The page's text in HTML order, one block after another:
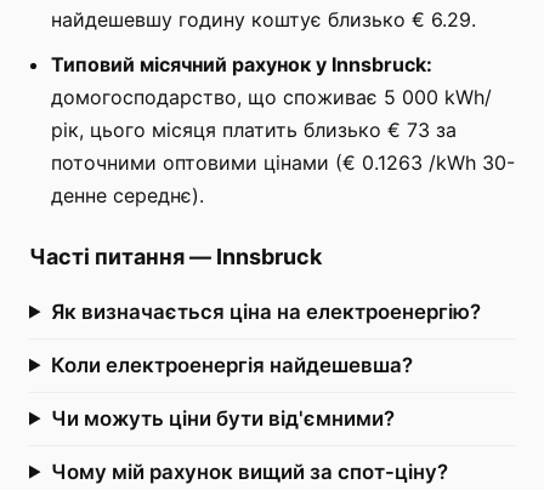
найдешевшу годину коштує близько € 6.29.
Типовий місячний рахунок у Innsbruck:
домогосподарство, що споживає 5 000 kWh/
рік, цього місяця платить близько € 73 за
поточними оптовими цінами (€ 0.1263 /kWh 30-
денне середнє).
Часті питання— Innsbruck
Як визначається ціна на електроенергію?
Коли електроенергія найдешевша?
Чи можуть ціни бути від'ємними?
Чому мій рахунок вищий за спот-ціну?